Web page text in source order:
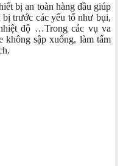
bị an toàn hàng đầu giúp
trước các yếu tố như bụi,
độ …Trong các vụ va
không sập xuống, làm tấm